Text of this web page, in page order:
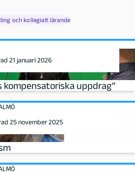
och kollegialt lärande
21 januari 2026
kompensatoriska uppdrag”
25 november 2025